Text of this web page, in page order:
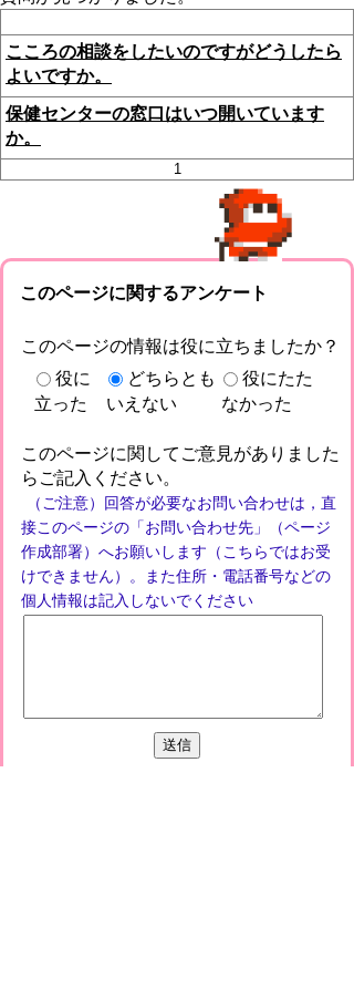
こころの相談をしたいのですがどうしたら
よいですか。
保健センターの窓口はいつ開いています
か。
1
このページに関するアンケート
このページの情報は役に立ちましたか？
役に
立った
どちらとも
いえない
役にたた
なかった
このページに関してご意見がありました
らご記入ください。
（ご注意）回答が必要なお問い合わせは，直
接このページの「お問い合わせ先」（ページ
作成部署）へお願いします（こちらではお受
けできません）。また住所・電話番号などの
個人情報は記入しないでください